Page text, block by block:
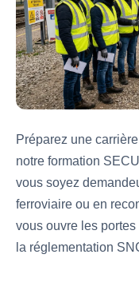
Préparez une
notre formation
vous soyez
ferroviaire ou en
vous ouvre les
la réglementation